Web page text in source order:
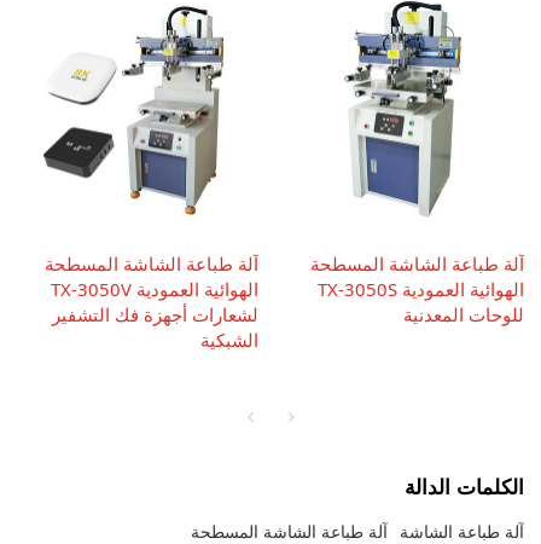
آلة طباعة الشاشة المسطحة
الهوائية العمودية TX-3050S
للوحات المعدنية
آلة طباعة الشاشة المسطحة
الهوائية العمودية TX-3050V
لشعارات أجهزة فك التشفير
الشبكية
الكلمات الدالة
آلة طباعة الشاشة
آلة طباعة الشاشة المسطحة